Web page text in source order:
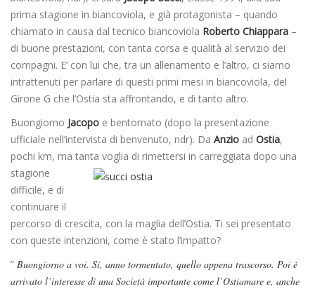
prima stagione in biancoviola, e già protagonista – quando
chiamato in causa dal tecnico biancoviola Roberto Chiappara –
di buone prestazioni, con tanta corsa e qualità al servizio dei
compagni. E’ con lui che, tra un allenamento e l’altro, ci siamo
intrattenuti per parlare di questi primi mesi in biancoviola, del
Girone G che l’Ostia sta affrontando, e di tanto altro.
Buongiorno Jacopo e bentornato (dopo la presentazione
ufficiale nell’intervista di benvenuto, ndr). Da Anzio ad Ostia,
pochi km, ma tanta voglia di rimettersi in carreggiata dopo una
stagione
difficile, e di
continuare il
percorso di crescita, con la maglia dell’Ostia. Ti sei presentato
con queste intenzioni, come è stato l’impatto?
” Buongiorno a voi. Si, anno tormentato, quello appena trascorso. Poi è
arrivato l’interesse di una Società importante come l’Ostiamare e, anche